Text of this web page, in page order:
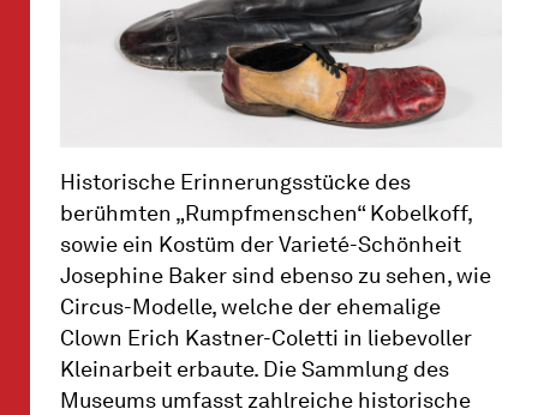
Historische Erinnerungsstücke des
berühmten „Rumpfmenschen“ Kobelkoff,
sowie ein Kostüm der Varieté-Schönheit
Josephine Baker sind ebenso zu sehen, wie
Circus-Modelle, welche der ehemalige
Clown Erich Kastner-Coletti in liebevoller
Kleinarbeit erbaute. Die Sammlung des
Museums umfasst zahlreiche historische